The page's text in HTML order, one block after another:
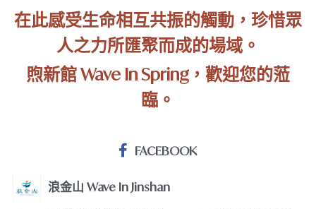
在此感受生命相互共振的觸動，珍惜眾
人之力所匯聚而成的場域。
煦新館 Wave In Spring，歡迎您的蒞
臨。
FACEBOOK
浪金山 Wave In Jinshan